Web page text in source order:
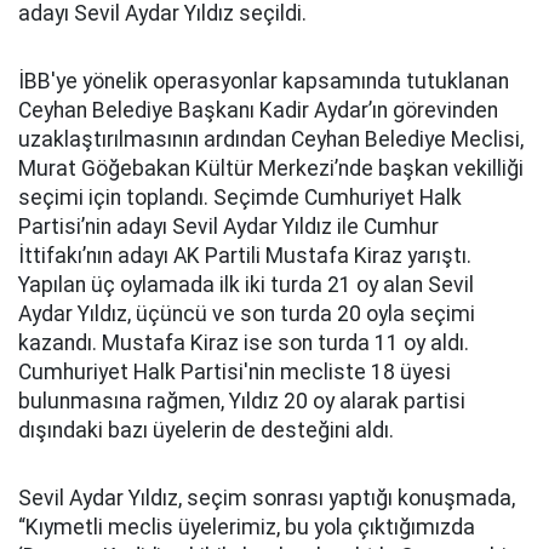
adayı Sevil Aydar Yıldız seçildi.
İBB'ye yönelik operasyonlar kapsamında tutuklanan
Ceyhan Belediye Başkanı Kadir Aydar’ın görevinden
uzaklaştırılmasının ardından Ceyhan Belediye Meclisi,
Murat Göğebakan Kültür Merkezi’nde başkan vekilliği
seçimi için toplandı. Seçimde Cumhuriyet Halk
Partisi’nin adayı Sevil Aydar Yıldız ile Cumhur
İttifakı’nın adayı AK Partili Mustafa Kiraz yarıştı.
Yapılan üç oylamada ilk iki turda 21 oy alan Sevil
Aydar Yıldız, üçüncü ve son turda 20 oyla seçimi
kazandı. Mustafa Kiraz ise son turda 11 oy aldı.
Cumhuriyet Halk Partisi'nin mecliste 18 üyesi
bulunmasına rağmen, Yıldız 20 oy alarak partisi
dışındaki bazı üyelerin de desteğini aldı.
Sevil Aydar Yıldız, seçim sonrası yaptığı konuşmada,
“Kıymetli meclis üyelerimiz, bu yola çıktığımızda